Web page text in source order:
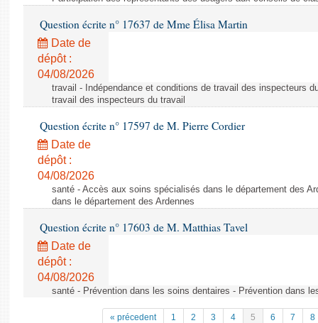
Question écrite n° 17637 de Mme Élisa Martin
Date de
dépôt :
04/08/2026
travail - Indépendance et conditions de travail des inspecteurs
travail des inspecteurs du travail
Question écrite n° 17597 de M. Pierre Cordier
Date de
dépôt :
04/08/2026
santé - Accès aux soins spécialisés dans le département des
dans le département des Ardennes
Question écrite n° 17603 de M. Matthias Tavel
Date de
dépôt :
04/08/2026
santé - Prévention dans les soins dentaires - Prévention dans
« précedent 1 2 3 4 5 6 7 8